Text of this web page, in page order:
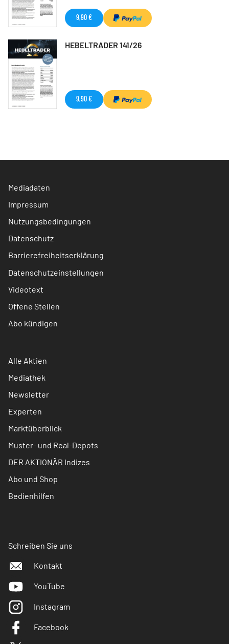
9,90 €
HEBELTRADER 141/26
9,90 €
Mediadaten
Impressum
Nutzungsbedingungen
Datenschutz
Barrierefreiheitserklärung
Datenschutzeinstellungen
Videotext
Offene Stellen
Abo kündigen
Alle Aktien
Mediathek
Newsletter
Experten
Marktüberblick
Muster- und Real-Depots
DER AKTIONÄR Indizes
Abo und Shop
Bedienhilfen
Schreiben Sie uns
Kontakt
YouTube
Instagram
Facebook